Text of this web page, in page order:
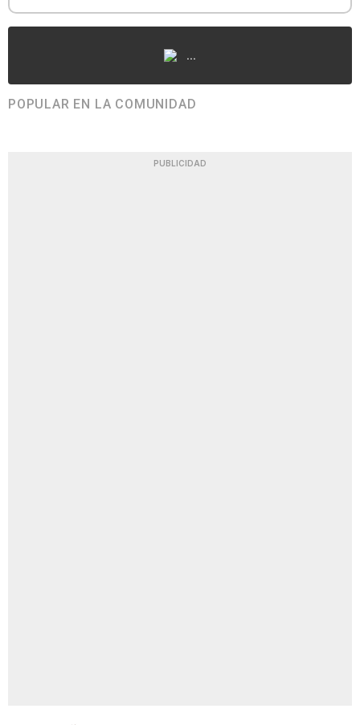
...
POPULAR EN LA COMUNIDAD
PUBLICIDAD